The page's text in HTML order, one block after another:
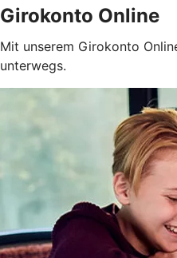
Girokonto Online
Mit unserem Girokonto
unterwegs.